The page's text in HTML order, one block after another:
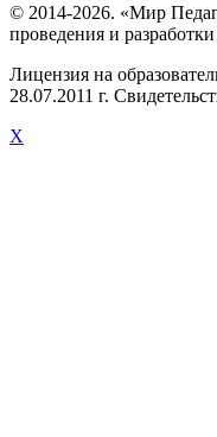
© 2014-2026. «Мир
проведения и
Лицензия на
28.07.2011 г.
X